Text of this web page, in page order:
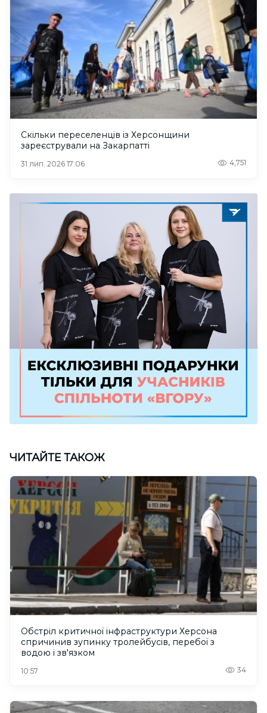
Скільки переселенців із Херсонщини
зареєстрували на Закарпатті
31 лип. 2026 17:06 4,751
ЧИТАЙТЕ ТАКОЖ
Обстріл критичної інфраструктури Херсона
спричинив зупинку тролейбусів, перебої з
водою і зв'язком
10:57 34